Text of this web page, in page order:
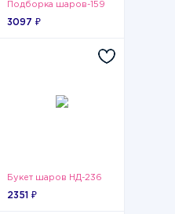
Подборка шаров-159
3097 ₽
Букет шаров НД-236
2351 ₽